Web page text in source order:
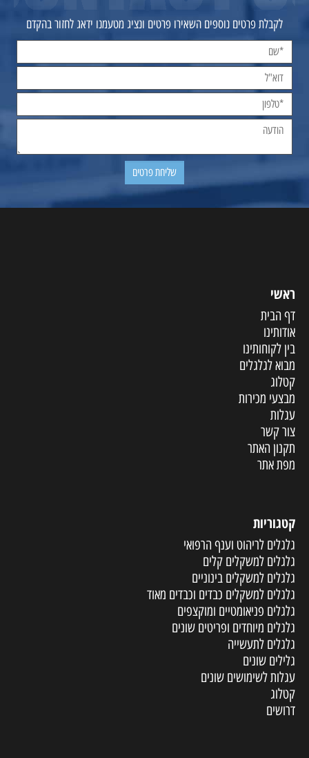
לקבלת פרטים נוספים השאירו פרטים ונציג מטעמנו ידאג לחזור בהקדם
ראשי
דף הבית
אודותינו
בין לקוחותינו
מבוא לגלגלים
קטלוג
מבצעי מכירות
עגלות
צור קשר
תקנון האתר
מפת אתר
קטגוריות
גלגלים לריהוט וענף הרפואי
גלגלים למשקלים קלים
גלגלים למשקלים בינוניים
גלגלים למשקלים כבדים וכבדים מאוד
גלגלים פניאומטיים ומוקצפים
גלגלים מיוחדים ופריטים שונים
גלגלים לתעשייה
גלילים שונים
עגלות לשימושים שונים
קטלוג
דרושים